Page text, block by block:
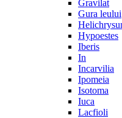
Gravilat
Gura leului
Hypoestes
Iberis
In
Incarvilia
Ipomeia
Isotoma
Iuca
Lacfioli